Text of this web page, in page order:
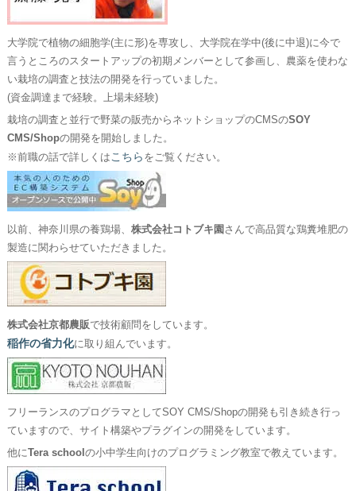
大学院で植物の細胞学(主に形)を専攻し、大学院在学中(後に中退)に今で
言うところのスタートアップの初期メンバーとして参画し、農薬を使わな
い栽培の調査と技法の開発を行っていました。
(資金調達まで経験。上場未経験)
栽培の調査と並行で野菜の販売からネットショップのCMSのSOY
CMS/Shopの開発を開始しました。
※前職の話で詳しくは こちら をご覧ください。
以前、神奈川県の養鶏場、 株式会社コトブキ園 さんで高品質な鶏糞堆肥の
製造に関わらせていただきました。
株式会社京都農販で技術顧問をしています。
稲作の省力化に取り組んでいます。
フリーランスのプログラマとしてSOY CMS/Shopの開発も引き続き行っ
ていますので、サイト構築やプラグインの開発をしています。
他にTera school の小中学生向けのプログラミング教室で教えています。